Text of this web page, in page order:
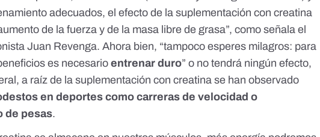
adecuados, el efecto de la suplementación con creatina
de la fuerza y de la masa libre de grasa”, como señala el
Juan Revenga. Ahora bien, “tampoco esperes milagros: para
es necesarioentrenar duro” o no tendrá ningún efecto,
a raíz de la suplementación con creatina se han observado
en deportes comocarreras de velocidad o
de pesas.